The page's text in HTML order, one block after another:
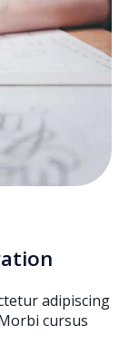
adipiscing
cursus